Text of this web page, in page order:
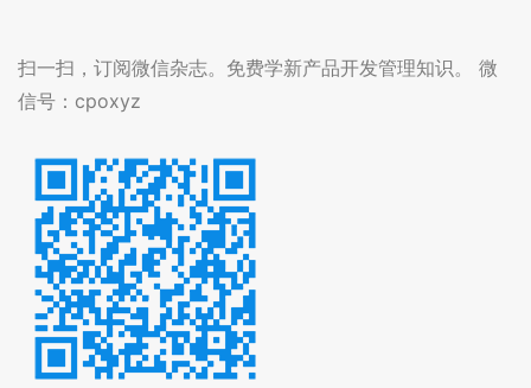
扫一扫，订阅微信杂志。免费学新产品开发管理知识。 微
信号：cpoxyz